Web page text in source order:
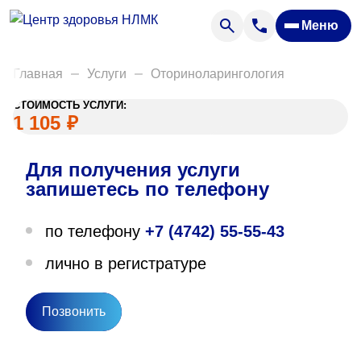
Меню
Анализы
Акции
Пациентам
Вакансии
О нас
Направления деятельности
Главная Услуги Оториноларингология
СТОИМОСТЬ УСЛУГИ:
1 105 ₽
Для получения услуги
запишетесь по телефону
по телефону +7 (4742) 55-55-43
лично в регистратуре
Позвонить